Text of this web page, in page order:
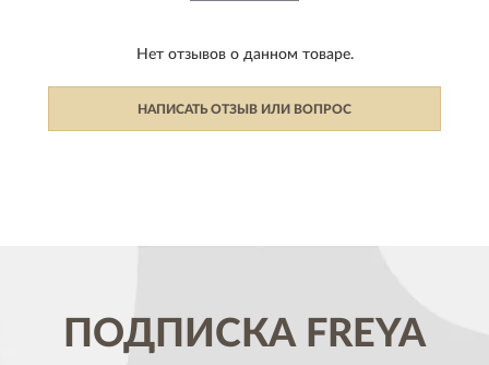
Нет отзывов о данном товаре.
НАПИСАТЬ ОТЗЫВ ИЛИ ВОПРОС
ПОДПИСКА FREYA